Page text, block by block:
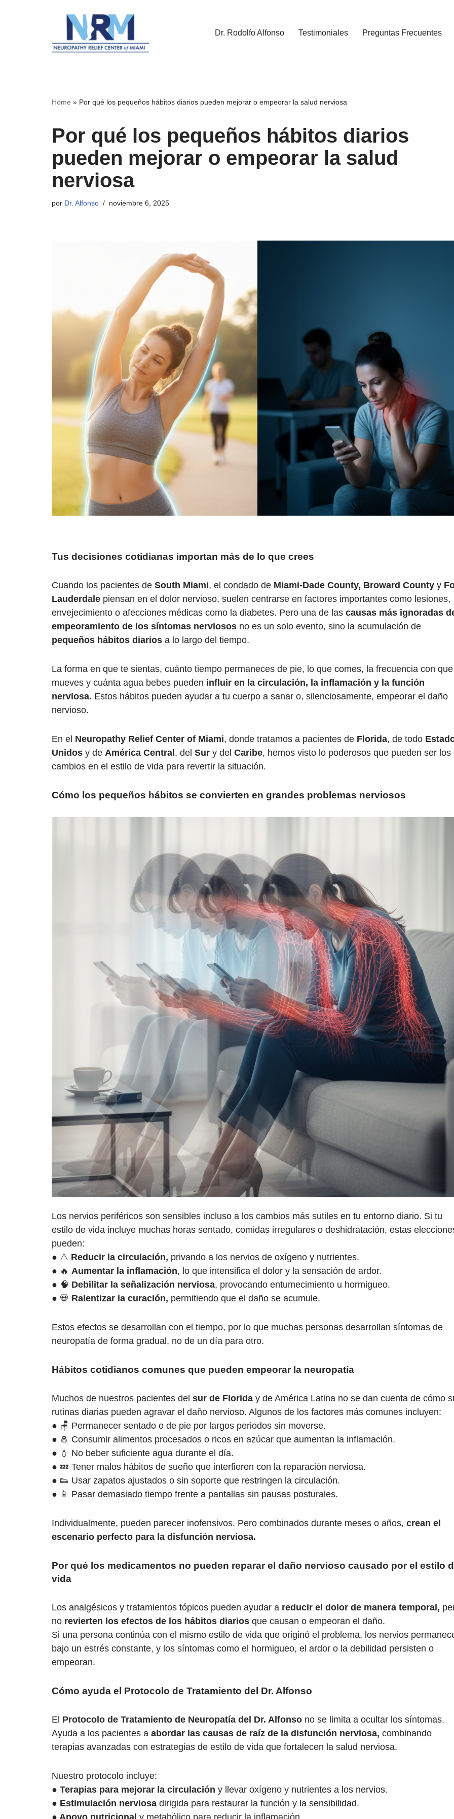
Dr. Rodolfo Alfonso Testimoniales Preguntas Frecuentes
Home » Por qué los pequeños hábitos diarios pueden mejorar o empeorar la salud nerviosa
Por qué los pequeños hábitos diarios
pueden mejorar o empeorar la salud
nerviosa
por Dr. Alfonso noviembre 6, 2025
Tus decisiones cotidianas importan más de lo que crees
Cuando los pacientes de South Miami, el condado de Miami-Dade County, Broward County y
Lauderdale piensan en el dolor nervioso, suelen centrarse en factores importantes como lesiones,
envejecimiento o afecciones médicas como la diabetes. Pero una de las causas más ignoradas
empeoramiento de los síntomas nerviosos no es un solo evento, sino la acumulación de
pequeños hábitos diarios a lo largo del tiempo.
La forma en que te sientas, cuánto tiempo permaneces de pie, lo que comes, la frecuencia con
mueves y cuánta agua bebes pueden influir en la circulación, la inflamación y la función
nerviosa. Estos hábitos pueden ayudar a tu cuerpo a sanar o, silenciosamente, empeorar el daño
nervioso.
En el Neuropathy Relief Center of Miami, donde tratamos a pacientes de Florida, de todo
Unidos y de América Central, del Sur y del Caribe, hemos visto lo poderosos que pueden ser los
cambios en el estilo de vida para revertir la situación.
Cómo los pequeños hábitos se convierten en grandes problemas nerviosos
Los nervios periféricos son sensibles incluso a los cambios más sutiles en tu entorno diario. Si tu
estilo de vida incluye muchas horas sentado, comidas irregulares o deshidratación, estas
pueden:
● ⚠️ Reducir la circulación, privando a los nervios de oxígeno y nutrientes.
● 🔥 Aumentar la inflamación, lo que intensifica el dolor y la sensación de ardor.
● 🧠 Debilitar la señalización nerviosa, provocando entumecimiento u hormigueo.
● 💀 Ralentizar la curación, permitiendo que el daño se acumule.
Estos efectos se desarrollan con el tiempo, por lo que muchas personas desarrollan síntomas de
neuropatía de forma gradual, no de un día para otro.
Hábitos cotidianos comunes que pueden empeorar la neuropatía
Muchos de nuestros pacientes del sur de Florida y de América Latina no se dan cuenta de cómo
rutinas diarias pueden agravar el daño nervioso. Algunos de los factores más comunes incluyen:
● 🪑 Permanecer sentado o de pie por largos periodos sin moverse.
● 🧂 Consumir alimentos procesados o ricos en azúcar que aumentan la inflamación.
● 💧 No beber suficiente agua durante el día.
● 💤 Tener malos hábitos de sueño que interfieren con la reparación nerviosa.
● 👟 Usar zapatos ajustados o sin soporte que restringen la circulación.
● 📱 Pasar demasiado tiempo frente a pantallas sin pausas posturales.
Individualmente, pueden parecer inofensivos. Pero combinados durante meses o años, crean el
escenario perfecto para la disfunción nerviosa.
Por qué los medicamentos no pueden reparar el daño nervioso causado por el estilo
vida
Los analgésicos y tratamientos tópicos pueden ayudar a reducir el dolor de manera temporal,
no revierten los efectos de los hábitos diarios que causan o empeoran el daño.
Si una persona continúa con el mismo estilo de vida que originó el problema, los nervios
bajo un estrés constante, y los síntomas como el hormigueo, el ardor o la debilidad persisten o
empeoran.
Cómo ayuda el Protocolo de Tratamiento del Dr. Alfonso
El Protocolo de Tratamiento de Neuropatía del Dr. Alfonso no se limita a ocultar los síntomas.
Ayuda a los pacientes a abordar las causas de raíz de la disfunción nerviosa, combinando
terapias avanzadas con estrategias de estilo de vida que fortalecen la salud nerviosa.
Nuestro protocolo incluye:
● Terapias para mejorar la circulación y llevar oxígeno y nutrientes a los nervios.
● Estimulación nerviosa dirigida para restaurar la función y la sensibilidad.
● Apoyo nutricional y metabólico para reducir la inflamación.